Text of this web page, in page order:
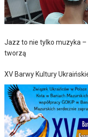
Jazz to nie tylko muzyka
tworzą
XV Barwy Kultury